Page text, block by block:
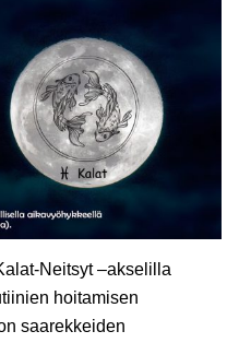
Neitsyt –akselilla
hoitamisen
saarekkeiden